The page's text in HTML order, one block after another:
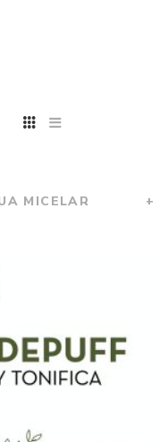
MICELAR +